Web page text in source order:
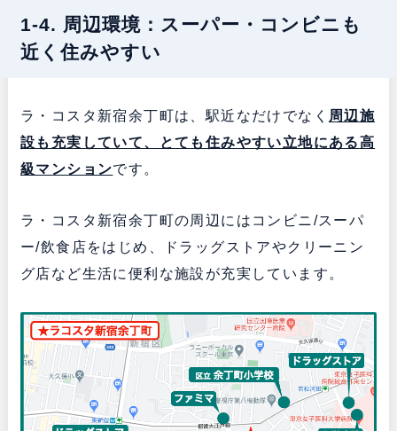
1-4. 周辺環境：スーパー・コンビニも
近く住みやすい
ラ・コスタ新宿余丁町は、駅近なだけでなく 周辺施
設も充実していて、とても住みやすい立地にある高
級マンションです。
ラ・コスタ新宿余丁町の周辺にはコンビニ/スーパ
ー/飲食店をはじめ、ドラッグストアやクリーニン
グ店など生活に便利な施設が充実しています。